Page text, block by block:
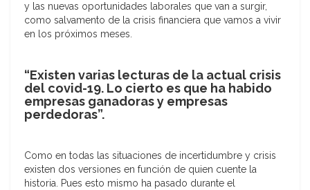
y las nuevas oportunidades laborales que van a surgir,
como salvamento de la crisis financiera que vamos a vivir
en los próximos meses.
“Existen varias lecturas de la actual crisis
del covid-19. Lo cierto es que ha habido
empresas ganadoras y empresas
perdedoras”.
Como en todas las situaciones de incertidumbre y crisis
existen dos versiones en función de quien cuente la
historia. Pues esto mismo ha pasado durante el